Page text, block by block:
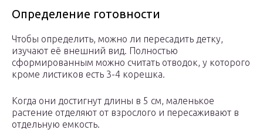
Определение готовности
Чтобы определить, можно ли пересадить детку,
изучают её внешний вид. Полностью
сформированным можно считать отводок, у которого
кроме листиков есть 3-4 корешка.
Когда они достигнут длины в 5 см, маленькое
растение отделяют от взрослого и пересаживают в
отдельную емкость.